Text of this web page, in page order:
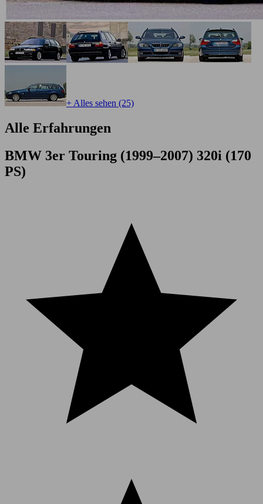
+ Alles sehen (25)
Alle Erfahrungen
BMW 3er Touring (1999–2007) 320i (170
PS)